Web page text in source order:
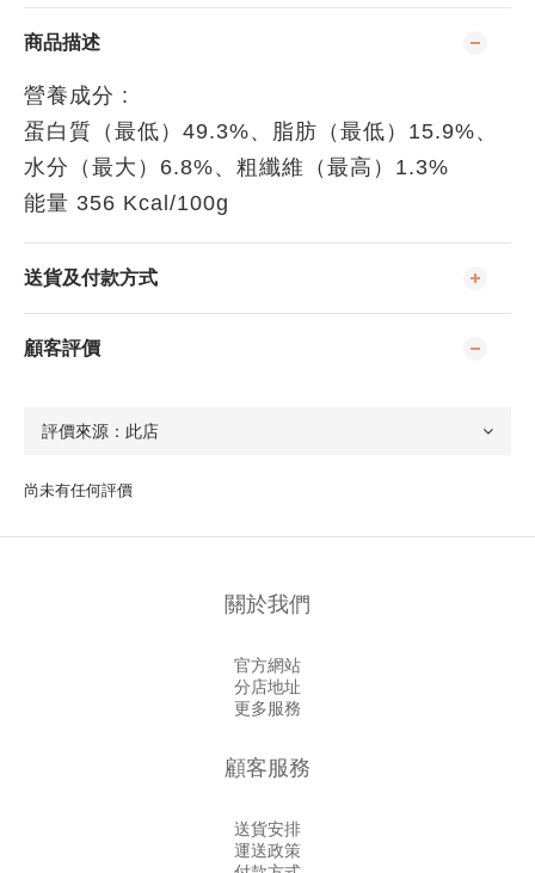
商品描述
營養成分 :
蛋白質（最低）49.3%、脂肪（最低）15.9%、
水分（最大）6.8%、粗纖維（最高）1.3%
能量 356 Kcal/100g
送貨及付款方式
顧客評價
尚未有任何評價
關於我們
官方網站
分店地址
更多服務
顧客服務
送貨安排
運送政策